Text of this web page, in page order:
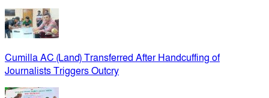
Cumilla AC (Land) Transferred After Handcuffing of
Journalists Triggers Outcry